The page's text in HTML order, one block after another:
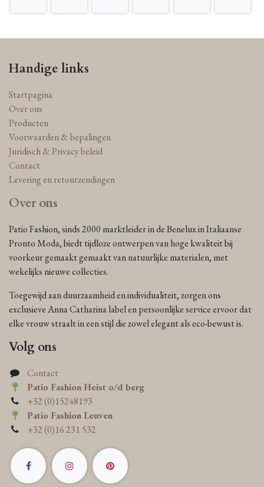
Handige links
Startpagina
Over ons
Producten
Voorwaarden & bepalingen
Juridisch & Privacy beleid
Contact
Levering en retourzendingen
Over ons
Patio Fashion, sinds 2000 marktleider in de Benelux in Italiaanse
Pronto Moda, biedt tijdloze ontwerpen van hoge kwaliteit bij
voorkeur gemaakt gemaakt van natuurlijke materialen, met
wekelijks nieuwe collecties.
Toegewijd aan duurzaamheid en individualiteit, zorgen ons
exclusieve Anna Catharina label en persoonlijke service ervoor dat
elke vrouw straalt in een stijl die zowel elegant als eco-bewust is.
Volg ons
Contact
Patio Fashion Heist o/d berg
+32 (0)15248193
Patio Fashion Leuven
+32 (0)16 231 532